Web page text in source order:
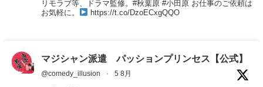
リモラブ等、ドラマ監修。#秋葉原 #小田原 お仕事のご依頼は
お気軽に。
https://t.co/DzoECxgQQO
マジシャン派遣 パッションプリンセス【公式】
@comedy_illusion · 5 8月